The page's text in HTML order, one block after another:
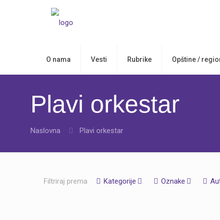
O nama Vesti Rubrike Opštine /
Plavi orkestar
Naslovna Plavi orkestar
Filtriraj prema Kategorije Oznake